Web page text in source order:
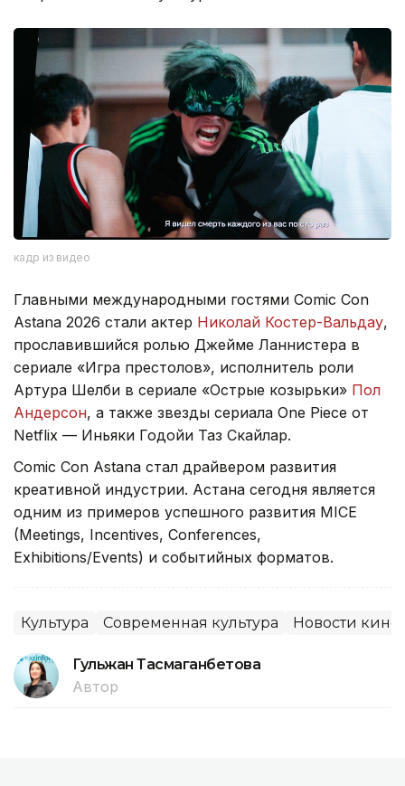
кадр из видео
Главными международными гостями Comic Con
Astana 2026 стали актер Николай Костер-Вальдау,
прославившийся ролью Джейме Ланнистера в
сериале «Игра престолов», исполнитель роли
Артура Шелби в сериале «Острые козырьки» Пол
Андерсон, а также звезды сериала One Piece от
Netflix — Иньяки Годойи Таз Скайлар.
Comic Con Astana стал драйвером развития
креативной индустрии. Астана сегодня является
одним из примеров успешного развития MICE
(Meetings, Incentives, Conferences,
Exhibitions/Events) и событийных форматов.
Культура Современная культура Новости кино
Гульжан Тасмаганбетова
Автор